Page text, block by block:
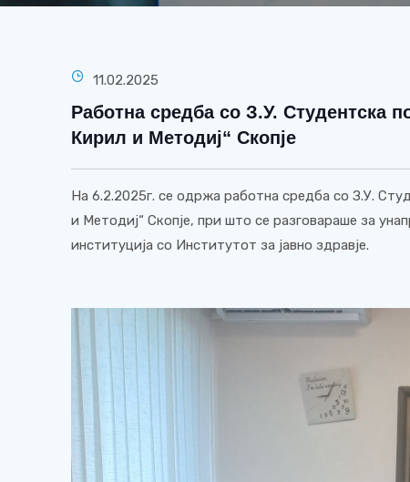
11.02.2025
Работна средба со З.У. Студентска
Кирил и Методиј“ Скопје
На 6.2.2025г. се одржа работна средба со З.У.
и Методиј“ Скопје, при што се разговараше за
институција со Институтот за јавно здравје.